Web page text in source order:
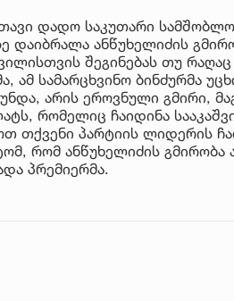
დადო საკუთარი
დაიბრალა ანწუხელიძის
შეგინებას თუ
ამ სამარცხვინო ბინძურმა
არის ეროვნული გმირი,
რომელიც ჩაიდინა
თქვენი პარტიის ლიდერის
რომ ანწუხელიძის გმირობა
პრემიერმა.